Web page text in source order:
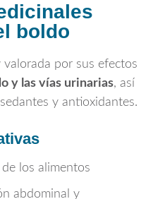
boldo
por sus efectos
y las vías urinarias, así
y antioxidantes.
los alimentos
abdominal y